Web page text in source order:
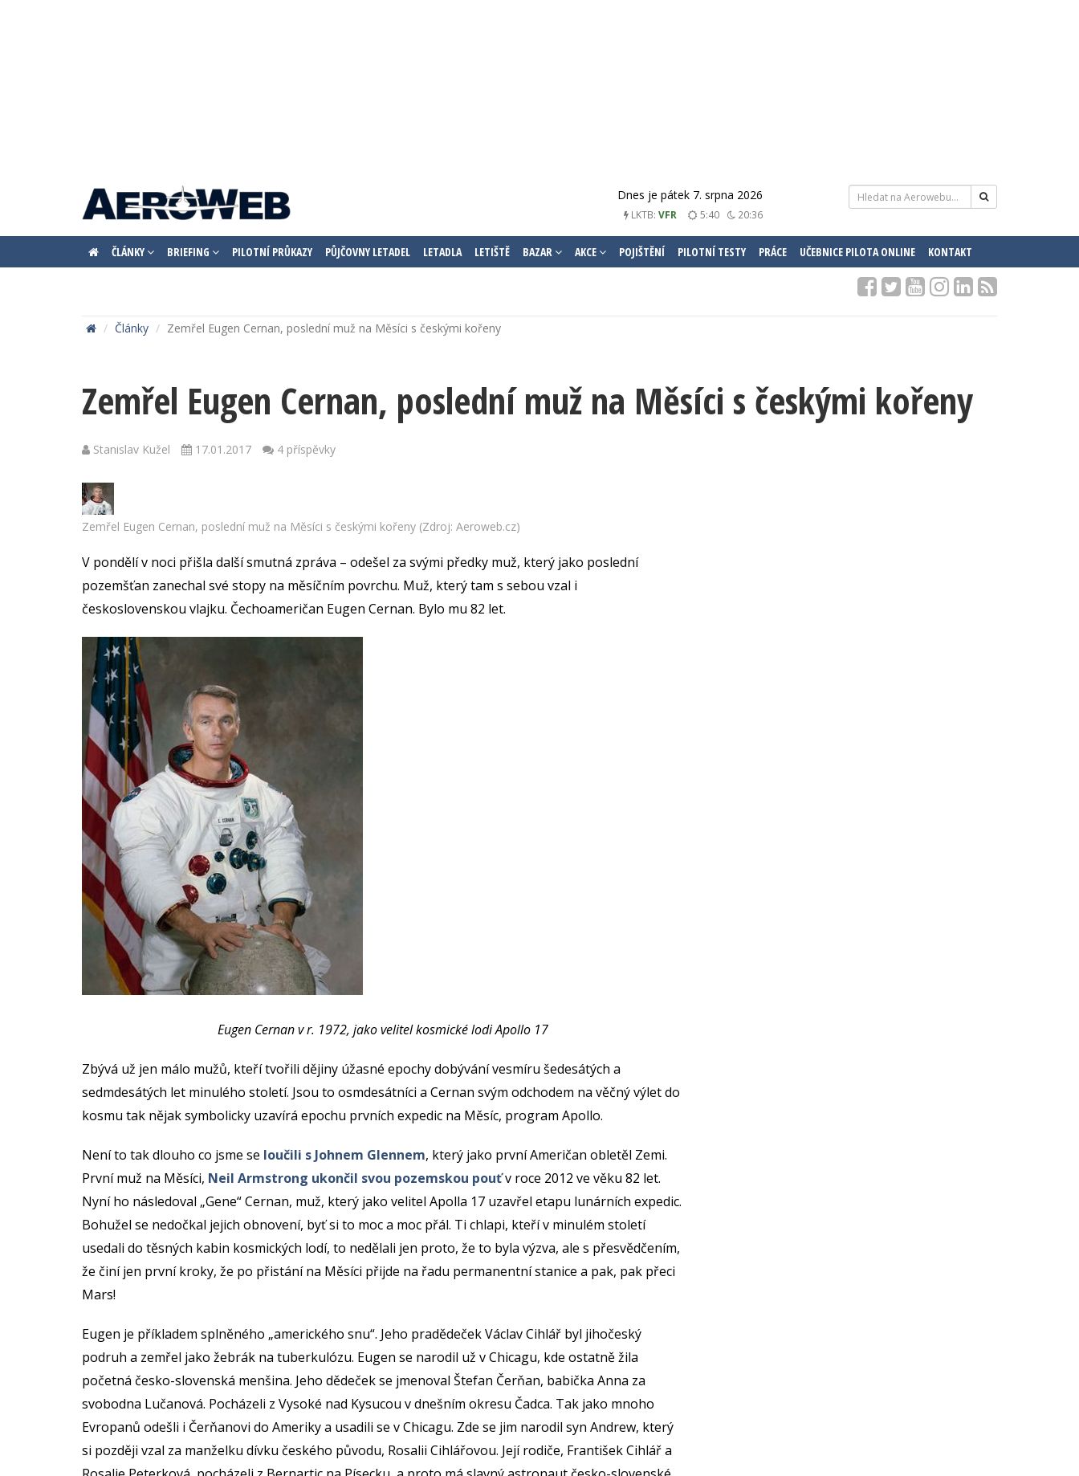
Dnes je pátek 7. srpna 2026
LKTB: VFR 5:40 20:36
ČLÁNKY BRIEFING PILOTNÍ PRŮKAZY PŮJČOVNY LETADEL LETADLA LETIŠTĚ BAZAR AKCE POJIŠTĚNÍ PILOTNÍ TESTY PRÁCE UČEBNICE PILOTA ONLINE KONTAKT
Články Zemřel Eugen Cernan, poslední muž na Měsíci s českými kořeny
Zemřel Eugen Cernan, poslední muž na Měsíci s českými kořeny
Stanislav Kužel 17.01.2017 4 příspěvky
Zemřel Eugen Cernan, poslední muž na Měsíci s českými kořeny (Zdroj: Aeroweb.cz)
V pondělí v noci přišla další smutná zpráva – odešel za svými předky muž, který jako poslední
pozemšťan zanechal své stopy na měsíčním povrchu. Muž, který tam s sebou vzal i
československou vlajku. Čechoameričan Eugen Cernan. Bylo mu 82 let.
Eugen Cernan v r. 1972, jako velitel kosmické lodi Apollo 17
Zbývá už jen málo mužů, kteří tvořili dějiny úžasné epochy dobývání vesmíru šedesátých a
sedmdesátých let minulého století. Jsou to osmdesátníci a Cernan svým odchodem na věčný výlet do
kosmu tak nějak symbolicky uzavírá epochu prvních expedic na Měsíc, program Apollo.
Není to tak dlouho co jsme se loučili s Johnem Glennem, který jako první Američan obletěl Zemi.
První muž na Měsíci, Neil Armstrong ukončil svou pozemskou pouťv roce 2012 ve věku 82 let.
Nyní ho následoval „Gene“ Cernan, muž, který jako velitel Apolla 17 uzavřel etapu lunárních expedic.
Bohužel se nedočkal jejich obnovení, byť si to moc a moc přál. Ti chlapi, kteří v minulém století
usedali do těsných kabin kosmických lodí, to nedělali jen proto, že to byla výzva, ale s přesvědčením,
že činí jen první kroky, že po přistání na Měsíci přijde na řadu permanentní stanice a pak, pak přeci
Mars!
Eugen je příkladem splněného „amerického snu“. Jeho pradědeček Václav Cihlář byl jihočeský
podruh a zemřel jako žebrák na tuberkulózu. Eugen se narodil už v Chicagu, kde ostatně žila
početná česko-slovenská menšina. Jeho dědeček se jmenoval Štefan Čerňan, babička Anna za
svobodna Lučanová. Pocházeli z Vysoké nad Kysucou v dnešním okresu Čadca. Tak jako mnoho
Evropanů odešli i Čerňanovi do Ameriky a usadili se v Chicagu. Zde se jim narodil syn Andrew, který
si později vzal za manželku dívku českého původu, Rosalii Cihlářovou. Její rodiče, František Cihlář a